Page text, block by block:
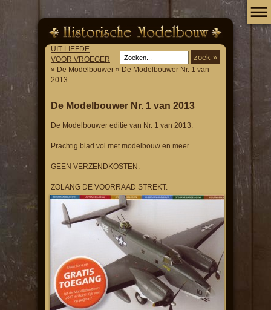
UIT LIEFDE
VOOR VROEGER
» De Modelbouwer » De Modelbouwer Nr. 1 van
2013
De Modelbouwer Nr. 1 van 2013
De Modelbouwer editie van Nr. 1 van 2013.
Prachtig blad vol met modelbouw en meer.
GEEN VERZENDKOSTEN.
ZOLANG DE VOORRAAD STREKT.